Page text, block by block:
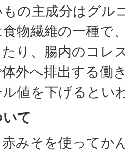
の主成分はグル
物繊維の一種で
り、腸内のコレ
外へ排出する働
値を下げるとい
て
みそを使ってか